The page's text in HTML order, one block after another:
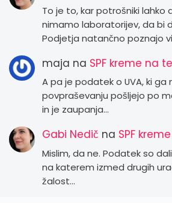
To je to, kar potrošniki lahko
nimamo laboratorijev, da bi
Podjetja natančno poznajo
maja na SPF kreme na
A pa je podatek o UVA, ki ga
povpraševanju pošljejo po
in je zaupanja…
Gabi Nedič na SPF
Mislim, da ne. Podatek so
na katerem izmed drugih
žalost…